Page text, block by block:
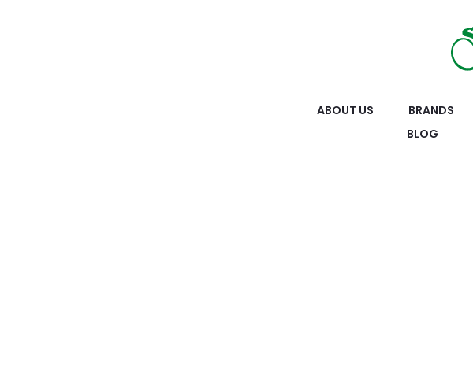
ABOUT US BRANDS
BLOG